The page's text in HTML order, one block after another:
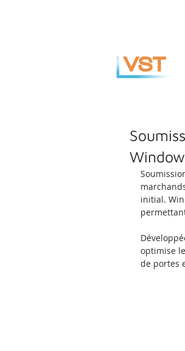
initial.
optimise
de portes